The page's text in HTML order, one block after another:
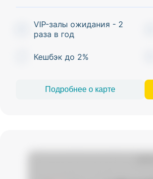
VIP-залы ожидания - 2
раза в год
Кешбэк до 2%
Подробнее о карте